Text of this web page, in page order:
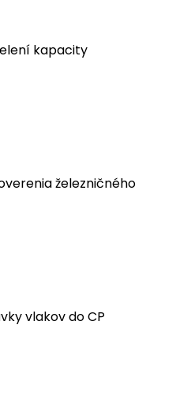
kapacity
železničného
vlakov do CP